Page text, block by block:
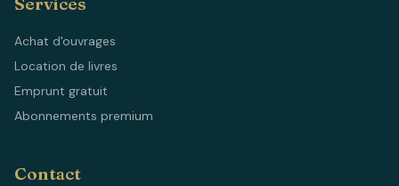
Achat d'ouvrages
Location de livres
Emprunt gratuit
Abonnements premium
Contact